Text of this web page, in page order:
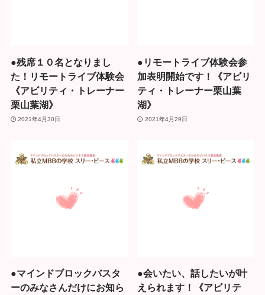
●残席１０名となりまし
た！リモートライブ体験会
《アビリティ・トレーナー
栗山葉湖》
2021年4月30日
●リモートライブ体験会参
加表明開始です！《アビリ
ティ・トレーナー栗山葉
湖》
2021年4月29日
●マインドブロックバスタ
ーのみなさんだけにお知ら
●会いたい、話したいが叶
えられます！《アビリテ